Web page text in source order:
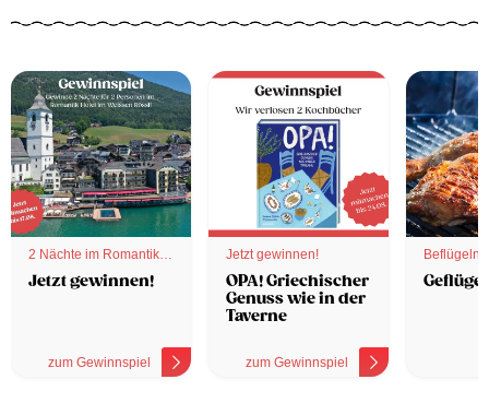
2 Nächte im Romantik
Hotel
Jetzt gewinnen!
zum Gewinnspiel
Jetzt gewinnen!
OPA! Griechischer
Genuss wie in der
Taverne
zum Gewinnspiel